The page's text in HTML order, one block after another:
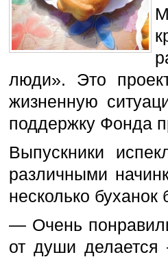
люди». Это
жизненную
поддержку Фонда
Выпускники
различными
несколько буханок
— Очень
от души делается